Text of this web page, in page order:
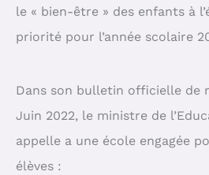
le « bien-être » des enfants à
priorité pour l’année scolaire
Dans son bulletin officielle de
Juin 2022, le ministre de
appelle a une école engagée
élèves :